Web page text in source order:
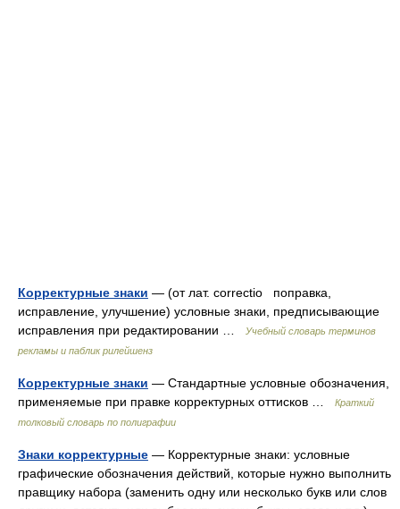
Корректурные знаки — (от лат. correctio поправка,
исправление, улучшение) условные знаки, предписывающие
исправления при редактировании …
Учебный словарь терминов
рекламы и паблик рилейшенз
Корректурные знаки — Стандартные условные обозначения,
применяемые при правке корректурных оттисков …
Краткий
толковый словарь по полиграфии
Знаки корректурные — Корректурные знаки: условные
графические обозначения действий, которые нужно выполнить
правщику набора (заменить одну или несколько букв или слов